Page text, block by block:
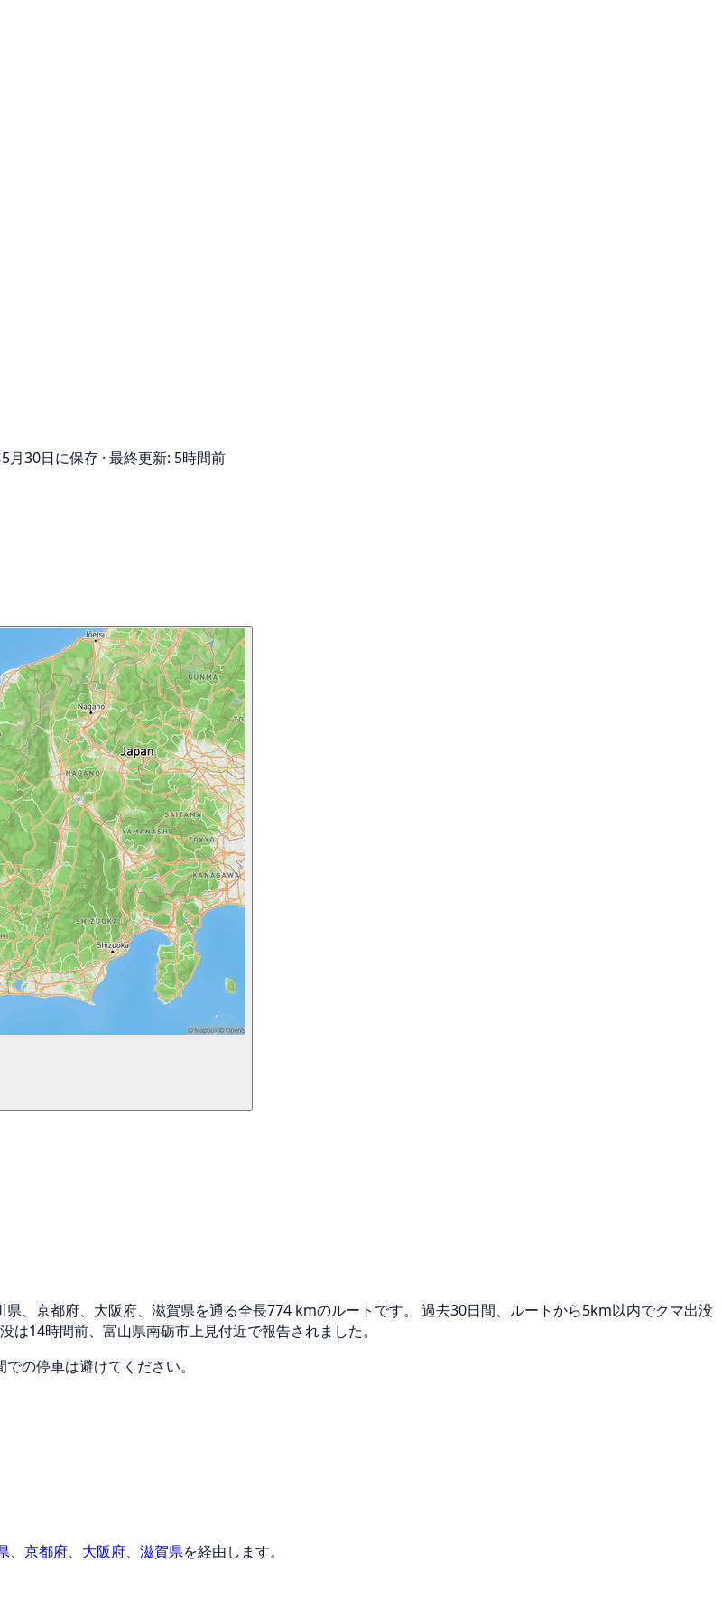
月30日に保存 · 最終更新: 5時間前
、京都府、大阪府、滋賀県を通る全長774 kmのルートです。 過去30日間、ルートから5km以内でクマ出没
14時間前、富山県南砺市上見付近で報告されました。
の停車は避けてください。
、 京都府、 大阪府、 滋賀県を経由します。